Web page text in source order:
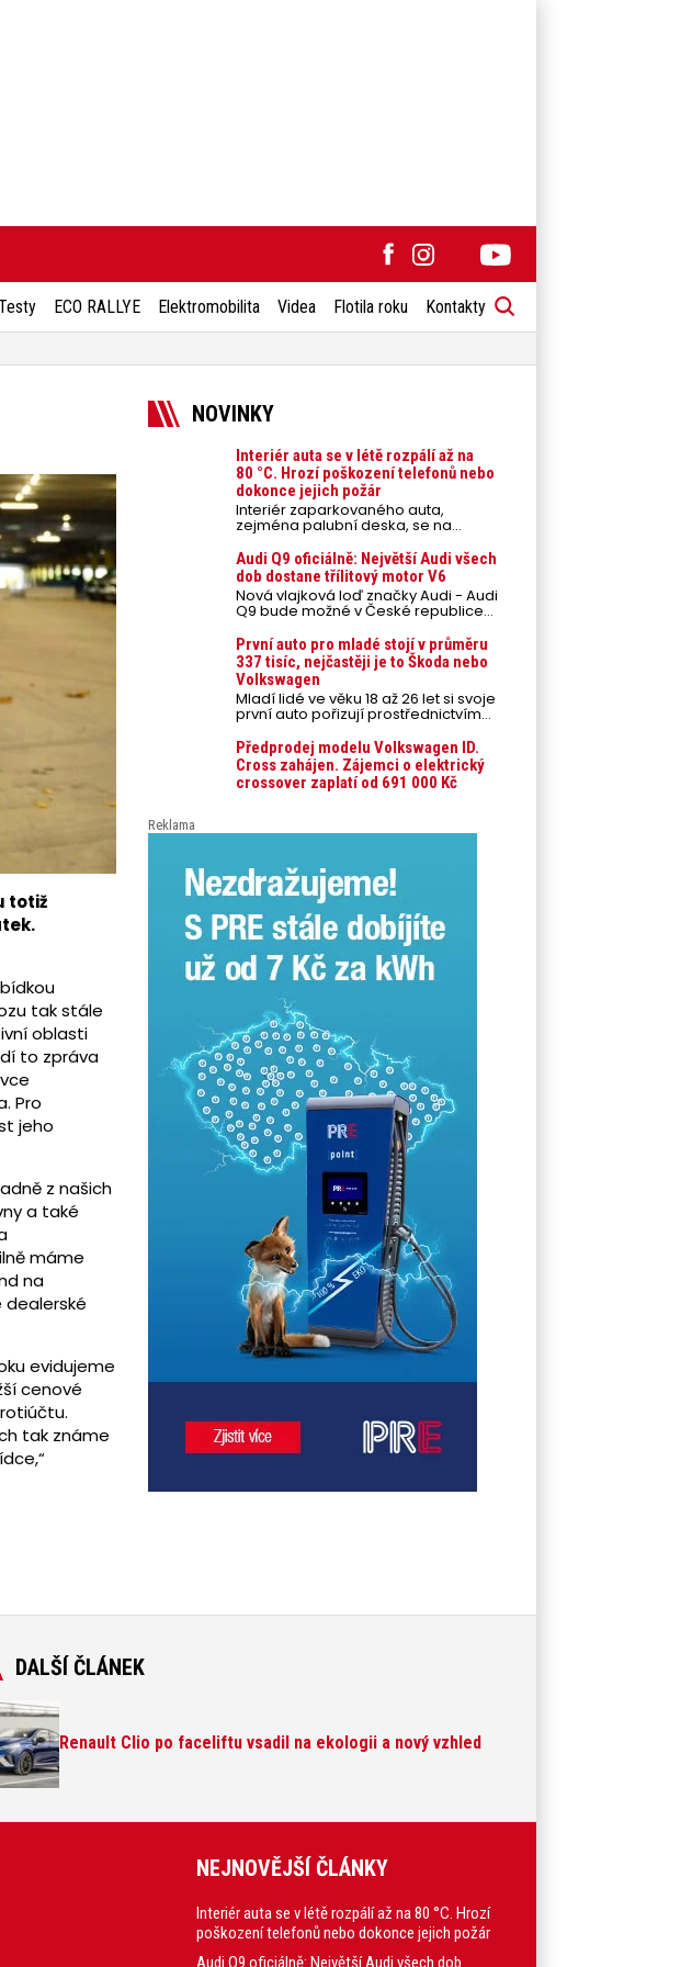
ECO RALLYE Elektromobilita Videa Flotila roku Kontakty
totiž
tak stále
oblasti
to zpráva
Pro
jeho
z našich
a také
máme
na
evidujeme
cenové
tak známe
NOVINKY
Interiér auta se v létě rozpálí až na
80 °C. Hrozí poškození telefonů nebo
dokonce jejich požár
Interiér zaparkovaného auta,
zejména palubní deska, se na
přímém slunci může během letních
veder rozpálit až na 80 °C. Takové
teploty představují nebezpečí pro
odložené mobilní telefony,
powerbanky nebo notebooky. Můžou
urychlit stárnutí baterií, poškodit
případech i zvýšit riziko požáru.
Audi Q9 oficiálně: Největší Audi všech
dob dostane třílitový motor V6
Nová vlajková loď značky Audi - Audi
Q9 bude možné v České republice
objednávat od prvního srpnového
týdne 2026, kde budou oznámeny
také české ceny.
První auto pro mladé stojí v průměru
337 tisíc, nejčastěji je to Škoda nebo
Volkswagen
Mladí lidé ve věku 18 až 26 let si svoje
první auto pořizují prostřednictvím
úvěrového financování jako ojeté. Je
to tak u 93,3 % lidí, jen 6,7 % si pořídí
nové auto. Průměrná pořizovací
cena vozu dosahuje 337 tisíc korun a
průměrná financovaná částka
posledních 10 let (2016–2026).
Předprodej modelu Volkswagen ID.
Cross zahájen. Zájemci o elektrický
crossover zaplatí od 691 000 Kč
Reklama
DALŠÍ ČLÁNEK
Renault Clio po faceliftu vsadil na ekologii a nový vzhled
NEJNOVĚJŠÍ ČLÁNKY
Interiér auta se v létě rozpálí až na 80 °C. Hrozí
poškození telefonů nebo dokonce jejich požár